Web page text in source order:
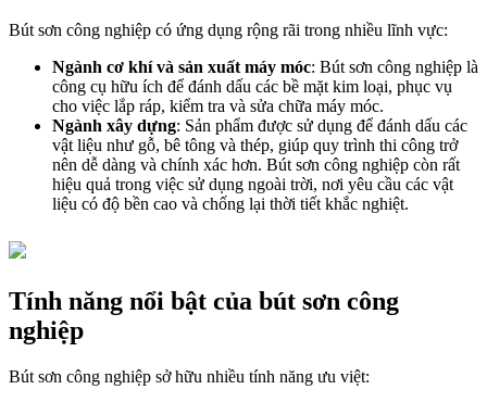
Bút sơn công nghiệp có ứng dụng rộng rãi trong nhiều lĩnh vực:
Ngành cơ khí và sản xuất máy móc: Bút sơn công nghiệp là
công cụ hữu ích để đánh dấu các bề mặt kim loại, phục vụ
cho việc lắp ráp, kiểm tra và sửa chữa máy móc.
Ngành xây dựng: Sản phẩm được sử dụng để đánh dấu các
vật liệu như gỗ, bê tông và thép, giúp quy trình thi công trở
nên dễ dàng và chính xác hơn. Bút sơn công nghiệp còn rất
hiệu quả trong việc sử dụng ngoài trời, nơi yêu cầu các vật
liệu có độ bền cao và chống lại thời tiết khắc nghiệt.
Tính năng nổi bật của bút sơn công
nghiệp
Bút sơn công nghiệp sở hữu nhiều tính năng ưu việt: